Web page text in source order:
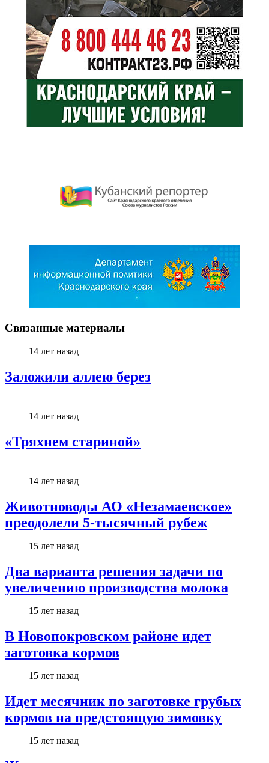
Связанные материалы
14 лет назад
Заложили аллею берез
14 лет назад
«Тряхнем стариной»
14 лет назад
Животноводы АО «Незамаевское»
преодолели 5-тысячный рубеж
15 лет назад
Два варианта решения задачи по
увеличению производства молока
15 лет назад
В Новопокровском районе идет
заготовка кормов
15 лет назад
Идет месячник по заготовке грубых
кормов на предстоящую зимовку
15 лет назад